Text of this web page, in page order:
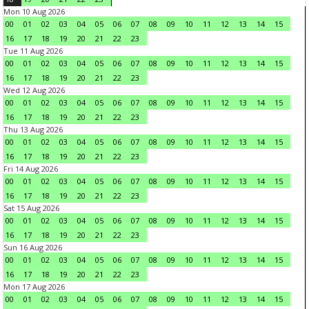
Mon 10 Aug 2026
00
01 02 03 04 05 06 07 08 09 10 11 12 13 14
15
16
17 18 19 20 21 22
23
Tue 11 Aug 2026
00
01 02 03 04 05 06 07 08 09 10 11 12 13 14
15
16
17 18 19 20 21 22
23
Wed 12 Aug 2026
00
01 02 03 04 05 06 07 08 09 10 11 12 13 14
15
16
17 18 19 20 21 22
23
Thu 13 Aug 2026
00
01 02 03 04 05 06 07 08 09 10 11 12 13 14
15
16
17 18 19 20 21 22
23
Fri 14 Aug 2026
00
01 02 03 04 05 06 07 08 09 10 11 12 13 14
15
16
17 18 19 20 21 22
23
Sat 15 Aug 2026
00
01 02 03 04 05 06 07 08 09 10 11 12 13 14
15
16
17 18 19 20 21 22
23
Sun 16 Aug 2026
00
01 02 03 04 05 06 07 08 09 10 11 12 13 14
15
16
17 18 19 20 21 22
23
Mon 17 Aug 2026
00
01 02 03 04 05 06 07 08 09 10 11 12 13 14
15